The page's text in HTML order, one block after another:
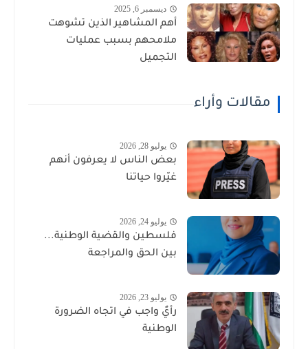
ديسمبر 6, 2025
أهم المشاهير الذين تشوهت
ملامحهم بسبب عمليات
التجميل
مقالات وأراء
يوليو 28, 2026
بعض الناس لا يعرفون أنهم
غيّروا حياتنا
يوليو 24, 2026
فلسطين والقضية الوطنية...
بين الحق والمراجعة
يوليو 23, 2026
رأيٌ واجب في اتجاه الضرورة
الوطنية